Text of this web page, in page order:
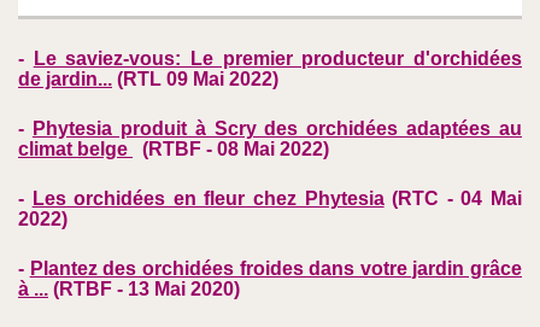
-
Le saviez-vous: Le premier producteur d'orchidées
de jardin... (RTL 09 Mai 2022)
- Phytesia produit à Scry des orchidées adaptées au
climat belge
(RTBF - 08 Mai 2022)
- Les orchidées en fleur chez Phytesia (RTC - 04 Mai
2022)
- Plantez des orchidées froides dans votre jardin grâce
à ... (RTBF - 13 Mai 2020)